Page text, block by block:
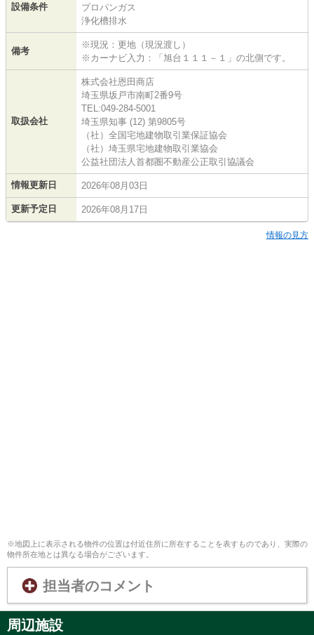
設備条件
プロパンガス
浄化槽排水
備考
※現況：更地（現況渡し）
※カーナビ入力：「旭台１１１－１」の北側です。
取扱会社
株式会社恩田商店
埼玉県坂戸市南町2番9号
TEL:049-284-5001
埼玉県知事 (12) 第9805号
（社）全国宅地建物取引業保証協会
（社）埼玉県宅地建物取引業協会
公益社団法人首都圏不動産公正取引協議会
情報更新日 2026年08月03日
更新予定日 2026年08月17日
情報の見方
※地図上に表示される物件の位置は付近住所に所在することを表すものであり、実際の
物件所在地とは異なる場合がございます。
担当者のコメント
周辺施設